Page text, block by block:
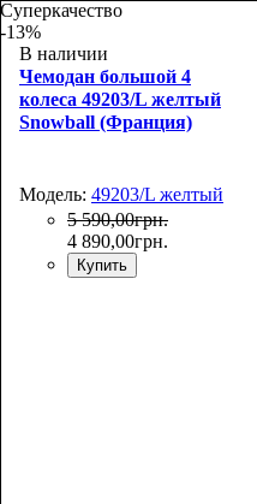
Суперкачество
-13%
В наличии
Чемодан большой 4
колеса 49203/L желтый
Snowball (Франция)
Модель: 49203/L желтый
5 590,00грн.
4 890,00грн.
Купить